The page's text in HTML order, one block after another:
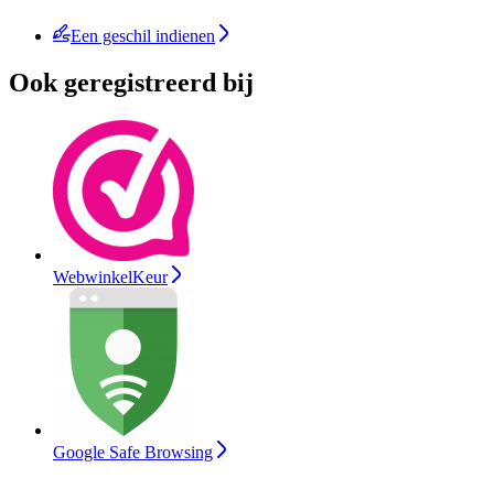
Een geschil indienen
Ook geregistreerd bij
WebwinkelKeur
Google Safe Browsing